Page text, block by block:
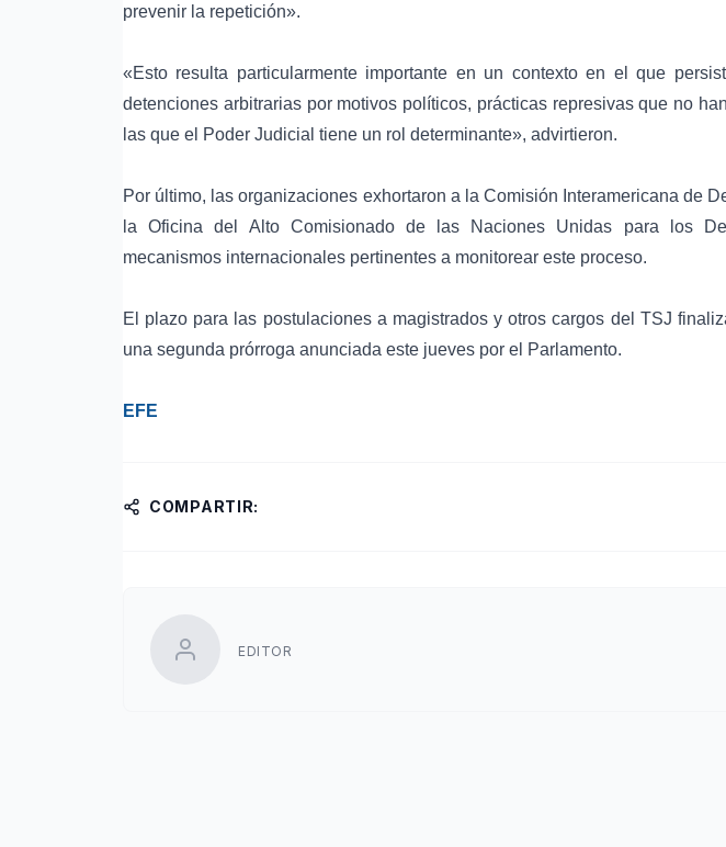
prevenir la repetición».
«Esto resulta particularmente importante en un contexto en el que
detenciones arbitrarias por motivos políticos, prácticas represivas que no
las que el Poder Judicial tiene un rol determinante», advirtieron.
Por último, las organizaciones exhortaron a la Comisión Interamericana de
laOficina del Alto Comisionado de las Naciones Unidas para los
mecanismos internacionales pertinentes a monitorear este proceso.
El plazo para las postulaciones a magistrados y otros cargos del TSJ
una segunda prórroga anunciada este jueves por el Parlamento.
EFE
COMPARTIR:
EDITOR